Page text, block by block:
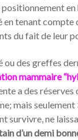
en tenant compte
du fait de leur
ou des greffes
mammaire
a des réserves
mais seulement
survivre, ne
d’un demi